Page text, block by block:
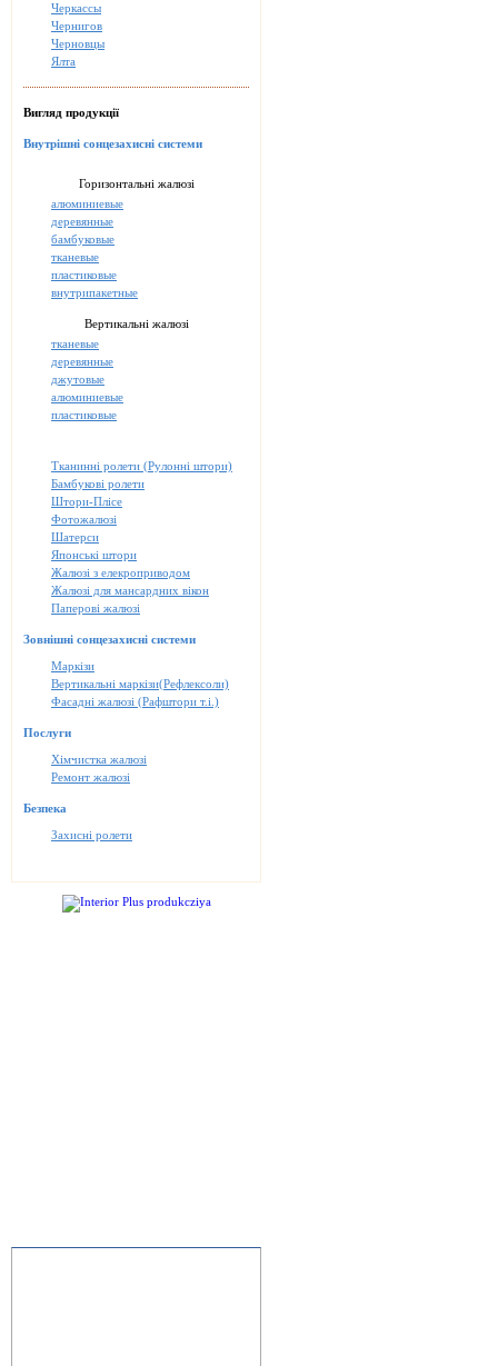
Черкассы
Чернигов
Черновцы
Ялта
Вигляд продукції
Внутрішні сонцезахисні системи
Горизонтальні жалюзі
алюминиевые
деревянные
бамбуковые
тканевые
пластиковые
внутрипакетные
Вертикальні жалюзі
тканевые
деревянные
джутовые
алюминиевые
пластиковые
Тканинні ролети (Рулонні штори)
Бамбукові ролети
Штори-Плісе
Фотожалюзі
Шатерси
Японські штори
Жалюзі з елекроприводом
Жалюзі для мансардних вікон
Паперові жалюзі
Зовнішні сонцезахисні системи
Маркізи
Вертикальні маркізи(Рефлексоли)
Фасадні жалюзі (Рафштори т.і.)
Послуги
Хімчистка жалюзі
Ремонт жалюзі
Безпека
Захисні ролети